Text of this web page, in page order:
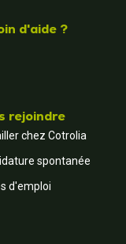
d'aide ?
rejoindre
chez Cotrolia
spontanée
d'emploi